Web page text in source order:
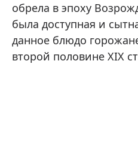
обрела в эпоху
была доступная и
данное блюдо
второй половине XIX